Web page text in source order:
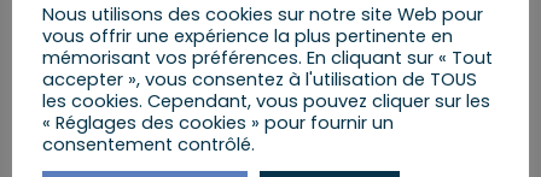
AJOUTER AU CALENDRIER
Nous utilisons des cookies sur notre site Web pour
vous offrir une expérience la plus pertinente en
mémorisant vos préférences. En cliquant sur « Tout
accepter », vous consentez à l'utilisation de TOUS
les cookies. Cependant, vous pouvez cliquer sur les
« Réglages des cookies » pour fournir un
consentement contrôlé.